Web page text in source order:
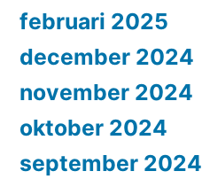
februari 2025
december 2024
november 2024
oktober 2024
september 2024